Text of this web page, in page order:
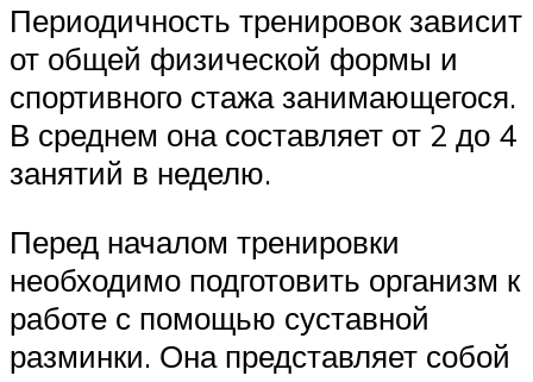
Периодичность тренировок зависит
от общей физической формы и
спортивного стажа занимающегося.
В среднем она составляет от 2 до 4
занятий в неделю.
Перед началом тренировки
необходимо подготовить организм к
работе с помощью суставной
разминки. Она представляет собой